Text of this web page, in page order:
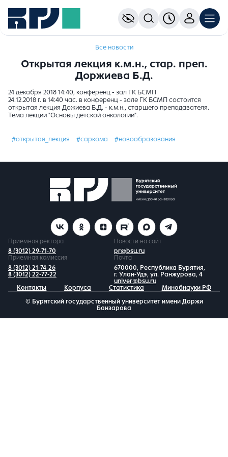
Все новости
Открытая лекция к.м.н., стар. преп.
Доржиева Б.Д.
24 декабря 2018 14:40, конференц - зал ГК БСМП
24.12.2018 г. в 14:40 час. в конференц - зале ГК БСМП состоится
открытая лекция Дожиева Б.Д. - к.м.н., старшего преподавателя.
Тема лекции "Основы детской онкологии".
#открытая_лекция #саркома #новообразования
Приемная ректора
8 (3012) 29-71-70
Новости на сайт
pr@bsu.ru
Приемная комиссия
8 (3012) 21-74-26
8 (3012) 22-77-22
Почта
670000, Республика Бурятия,
г. Улан-Удэ, ул. Ранжурова, 4
univer@bsu.ru
Контакты
Корпуса Статистика Минобнауки РФ
© Бурятский государственный университет имени Доржи
Банзарова